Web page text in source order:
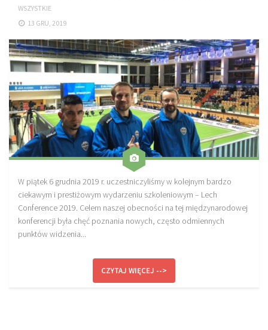
Drążki do ćwiczeń PRO TRAINING
Guma oporowa PRO TRAINING
PRODUKTY
Piłkarska Kuchnia
Poradnik Piłkarza
Zeszyt Trenera
Dziennik Piłkarza
Planer Trenera – dziennik, konspekty, notatki
Plany treningowe
Program treningowy zapobieganie kontuzjom
Plan treningowy core stability
Plan treningowy szybkość i dynamika
WSZYSTKIE
13 GRU, 2019
W piątek 6 grudnia 2019 r. uczestniczyliśmy w kolejnym bardzo
ciekawym i prestiżowym wydarzeniu szkoleniowym – Lech
Conference 2019. Celem naszej obecności na tej międzynarodowej
konferencji była chęć poznania nowych, często odmiennych
punktów widzenia...
CZYTAJ WIĘCEJ -->